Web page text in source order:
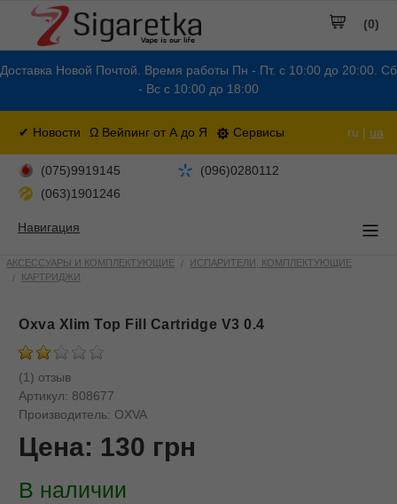
Доставка Новой Почтой. Время работы Пн - Пт. с 10:00 до 20:00. Сб
- Вс с 10:00 до 18:00
✔ Новости Ω Вейпинг от А до Я Сервисы ru | ua
(0)
(075)9919145
(096)0280112
(063)1901246
Навигация
АКСЕССУАРЫ И КОМПЛЕКТУЮЩИЕ
ИСПАРИТЕЛИ, КОМПЛЕКТУЮЩИЕ
КАРТРИДЖИ
Oxva Xlim Top Fill Cartridge V3 0.4
(1) отзыв
Артикул: 808677
Производитель: OXVA
Цена: 130 грн
В наличии